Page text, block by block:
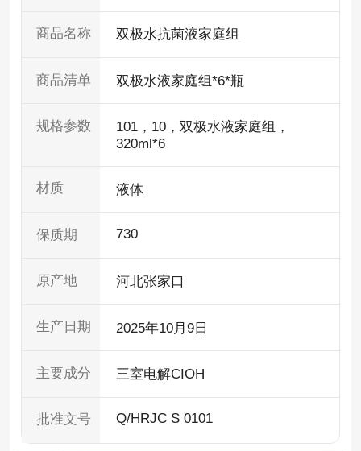
商品名称 双极水抗菌液家庭组
商品清单 双极水液家庭组*6*瓶
规格参数
101，10，双极水液家庭组，
320ml*6
材质 液体
保质期 730
原产地 河北张家口
生产日期 2025年10月9日
主要成分 三室电解CIOH
批准文号 Q/HRJC S 0101